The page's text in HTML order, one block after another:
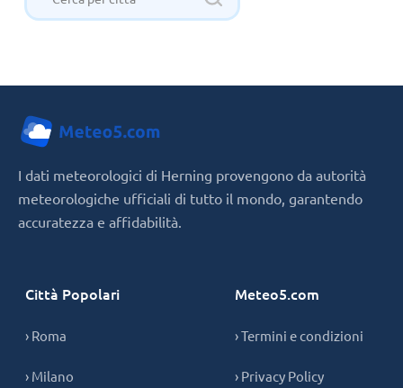
I dati meteorologici di Herning provengono da autorità
meteorologiche ufficiali di tutto il mondo, garantendo
accuratezza e affidabilità.
Città Popolari
› Roma
› Milano
Meteo5.com
› Termini e condizioni
› Privacy Policy